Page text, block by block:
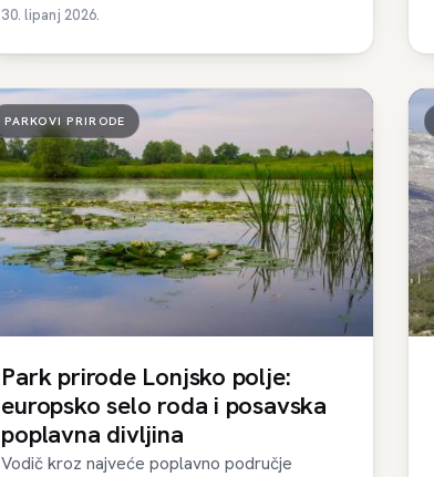
30. lipanj 2026.
PARKOVI PRIRODE
Park prirode Lonjsko polje:
europsko selo roda i posavska
poplavna divljina
Vodič kroz najveće poplavno područje